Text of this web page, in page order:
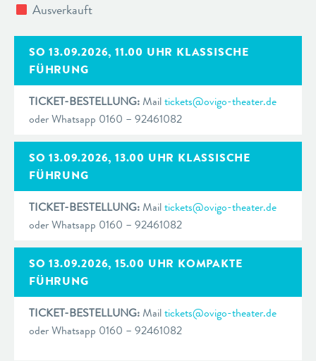
Ausverkauft
SO 13.09.2026, 11.00 UHR KLASSISCHE
FÜHRUNG
TICKET-BESTELLUNG: Mailtickets@ovigo-theater.de
oder Whatsapp 0160 – 92461082
SO 13.09.2026, 13.00 UHR KLASSISCHE
FÜHRUNG
TICKET-BESTELLUNG: Mailtickets@ovigo-theater.de
oder Whatsapp 0160 – 92461082
SO 13.09.2026, 15.00 UHR KOMPAKTE
FÜHRUNG
TICKET-BESTELLUNG: Mailtickets@ovigo-theater.de
oder Whatsapp 0160 – 92461082